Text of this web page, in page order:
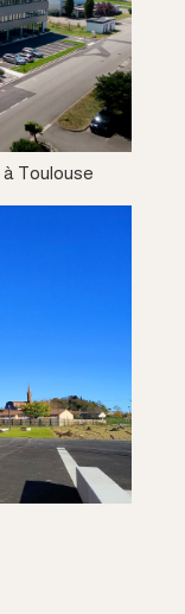
Toulouse